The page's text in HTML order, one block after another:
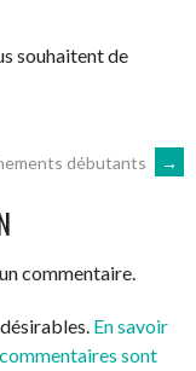
souhaitent de
débutants →
commentaire.
En savoir
sont